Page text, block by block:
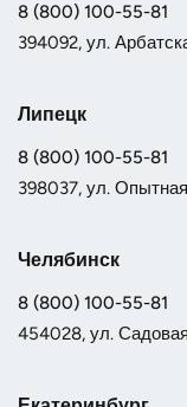
8 (800) 100-55-81
394092, ул.
Липецк
8 (800) 100-55-81
398037, ул.
Челябинск
8 (800) 100-55-81
454028, ул.